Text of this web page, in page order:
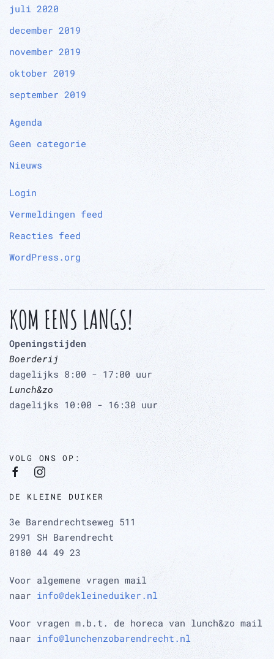
juli 2020
december 2019
november 2019
oktober 2019
september 2019
Agenda
Geen categorie
Nieuws
Login
Vermeldingen feed
Reacties feed
WordPress.org
KOM EENS LANGS!
Openingstijden
Boerderij
dagelijks 8:00 - 17:00 uur
Lunch&zo
dagelijks 10:00 - 16:30 uur
VOLG ONS OP:
DE KLEINE DUIKER
3e Barendrechtseweg 511
2991 SH Barendrecht
0180 44 49 23
Voor algemene vragen mail
naar info@dekleineduiker.nl
Voor vragen m.b.t. de horeca van lunch&zo mail
naar info@lunchenzobarendrecht.nl